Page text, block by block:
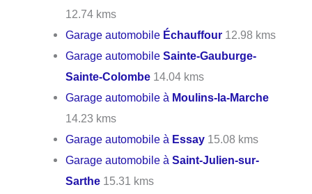
12.74 kms
Garage automobile Échauffour 12.98 kms
Garage automobileSainte-Gauburge-
Sainte-Colombe 14.04 kms
Garage automobile à Moulins-la-Marche
14.23 kms
Garage automobile à Essay 15.08 kms
Garage automobile àSaint-Julien-sur-
Sarthe 15.31 kms